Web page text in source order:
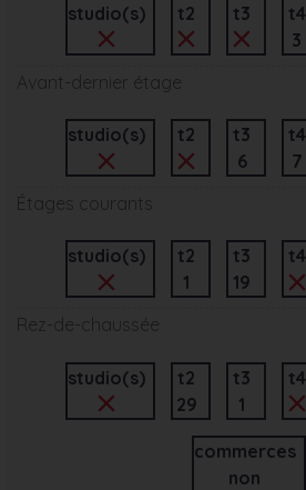
studio(s) t2 t3
t4
3
Avant-dernier étage
studio(s) t2
t3
6
t4
7
Étages courants
studio(s)
t2
1
t3
19
t4
Rez-de-chaussée
studio(s)
t2
29
t3
1
t4
commerces
non